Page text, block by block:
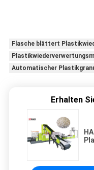
Flasche blättert
Automatischer
Erhalten